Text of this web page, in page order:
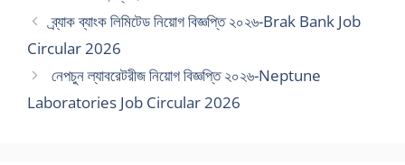
ব্র্যাক ব্যাংক লিমিটেড নিয়োগ বিজ্ঞপ্তি ২০২৬-Brak Bank Job
Circular 2026
নেপচুন ল্যাবরেটরীজ নিয়োগ বিজ্ঞপ্তি ২০২৬-Neptune
Laboratories Job Circular 2026